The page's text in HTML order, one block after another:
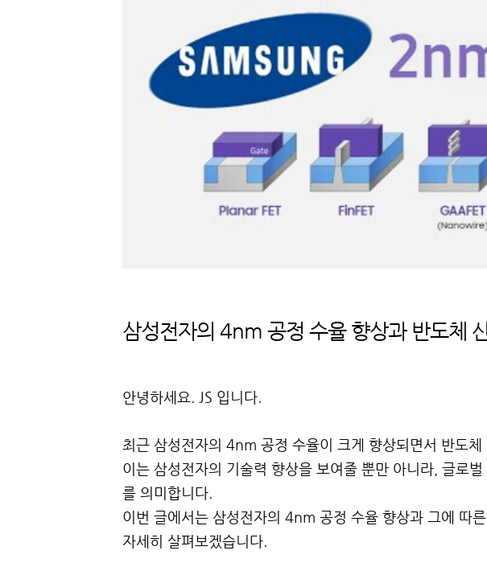
삼성전자의 4nm 공정 수율 향상과 반도체
안녕하세요. JS 입니다.
최근 삼성전자의 4nm 공정 수율이 크게 향상되면서 반도체
이는 삼성전자의 기술력 향상을 보여줄 뿐만 아니라, 글로
를 의미합니다.
이번 글에서는 삼성전자의 4nm 공정 수율 향상과 그에 따
자세히 살펴보겠습니다.